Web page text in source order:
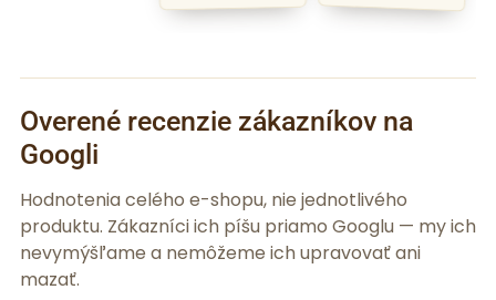
Overené recenzie zákazníkov na
Googli
Hodnotenia celého e-shopu, nie jednotlivého
produktu. Zákazníci ich píšu priamo Googlu — my ich
nevymýšľame a nemôžeme ich upravovať ani
mazať.